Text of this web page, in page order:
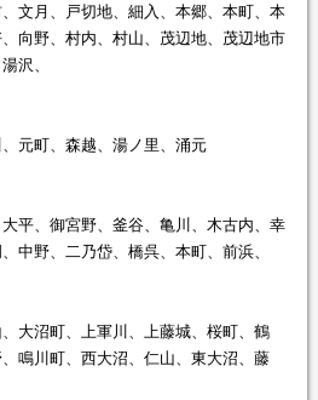
文月、戸切地、細入、本郷、本町、本
向野、村内、村山、茂辺地、茂辺地市
沢、
元町、森越、湯ノ里、涌元
平、御宮野、釜谷、亀川、木古内、幸
中野、二乃岱、橋呉、本町、前浜、
大沼町、上軍川、上藤城、桜町、鶴
鳴川町、西大沼、仁山、東大沼、藤